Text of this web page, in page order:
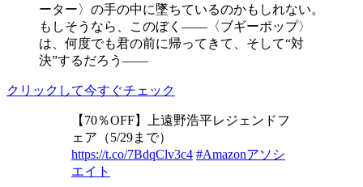
ーター〉の手の中に墜ちているのかもしれない。
もしそうなら、このぼく――〈ブギーポップ〉
は、何度でも君の前に帰ってきて、そして“対
決”するだろう――
クリックして今すぐチェック
【70％OFF】上遠野浩平レジェンドフ
ェア（5/29まで）
https://t.co/7BdqClv3c4 #Amazonアソシ
エイト